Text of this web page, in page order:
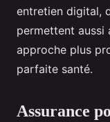
entretien digital,
permettent aussi
approche plus
parfaite santé.
Assurance